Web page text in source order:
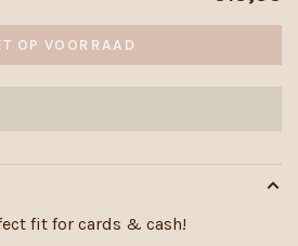
OP VOORRAAD
fit for cards & cash!